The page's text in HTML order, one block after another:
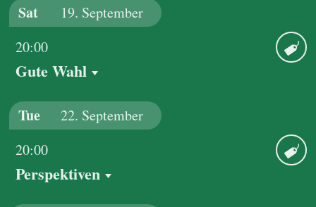
Sat 19. September
20:00
Gute Wahl
Tue 22. September
20:00
Perspektiven